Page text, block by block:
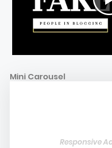
Mini Carousel
Responsive